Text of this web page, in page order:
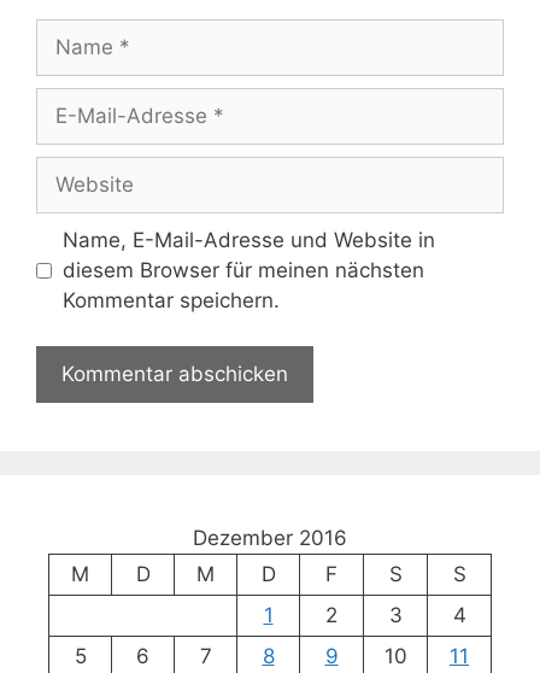
Mail-
Adresse
Name, E-Mail-Adresse und Website in
diesem Browser für meinen nächsten
Kommentar speichern.
Dezember 2016
M
D M D F S
S
1
2 3
4
5
6 7 8 9 10
11